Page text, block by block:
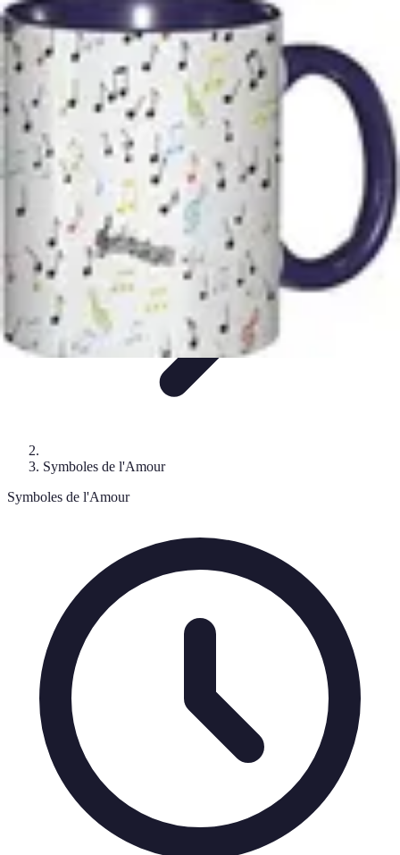
Amour et Cœurs
Relations AmoureusesRelations amoureusesSymbolique et
RituelsTendances Psychologie de l'Amour
Amour et Cœurs
Symboles de l'Amour
Symboles de l'Amour